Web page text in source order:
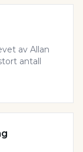
av Allan
antall